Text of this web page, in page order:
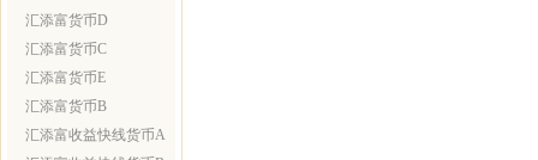
汇添富货币D
汇添富货币C
汇添富货币E
汇添富货币B
汇添富收益快线货币A